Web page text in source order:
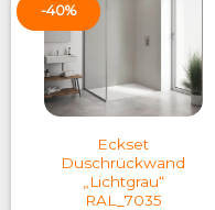
-40%
Eckset
Duschrückwand
„Lichtgrau“
RAL_7035